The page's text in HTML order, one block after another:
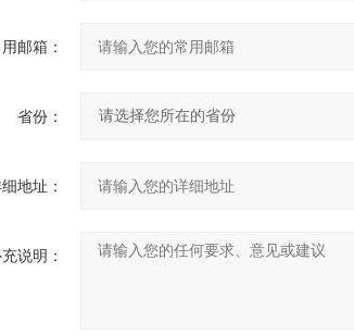
邮箱：
省份：
地址：
说明：